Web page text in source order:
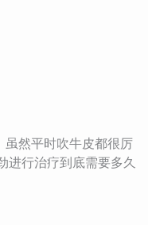
虽然平时吹牛皮都很厉
进行治疗到底需要多久